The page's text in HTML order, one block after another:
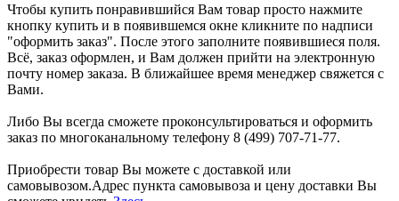
Чтобы купить понравившийся Вам товар просто нажмите
кнопку купить и в появившемся окне кликните по надписи
"оформить заказ". После этого заполните появившиеся поля.
Всё, заказ оформлен, и Вам должен прийти на электронную
почту номер заказа. В ближайшее время менеджер свяжется с
Вами.
Либо Вы всегда сможете проконсультироваться и оформить
заказ по многоканальному телефону 8 (499) 707-71-77.
Приобрести товар Вы можете с доставкой или
самовывозом.Адрес пункта самовывоза и цену доставки Вы